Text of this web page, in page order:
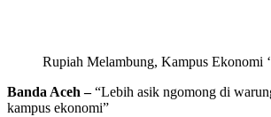
Rupiah Melambung, Kampus Ekonomi
Banda Aceh –“Lebih asik ngomong di
kampus ekonomi”